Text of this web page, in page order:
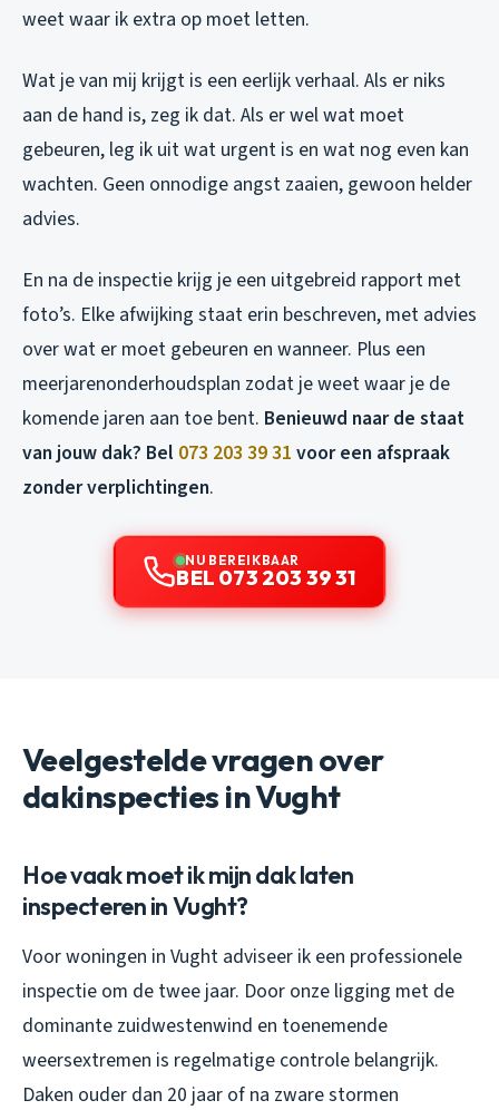
weet waar ik extra op moet letten.
Wat je van mij krijgt is een eerlijk verhaal. Als er niks
aan de hand is, zeg ik dat. Als er wel wat moet
gebeuren, leg ik uit wat urgent is en wat nog even kan
wachten. Geen onnodige angst zaaien, gewoon helder
advies.
En na de inspectie krijg je een uitgebreid rapport met
foto’s. Elke afwijking staat erin beschreven, met advies
over wat er moet gebeuren en wanneer. Plus een
meerjarenonderhoudsplan zodat je weet waar je de
komende jaren aan toe bent. Benieuwd naar de staat
van jouw dak? Bel 073 203 39 31 voor een afspraak
zonder verplichtingen.
NU BEREIKBAAR
BEL 073 203 39 31
Veelgestelde vragen over
dakinspecties in Vught
Hoe vaak moet ik mijn dak laten
inspecteren in Vught?
Voor woningen in Vught adviseer ik een professionele
inspectie om de twee jaar. Door onze ligging met de
dominante zuidwestenwind en toenemende
weersextremen is regelmatige controle belangrijk.
Daken ouder dan 20 jaar of na zware stormen